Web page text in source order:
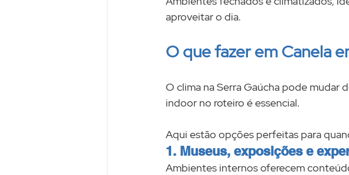
aproveitar o dia.
O que fazer em Canela
O clima na Serra Gaúcha pode mudar
indoor no roteiro é essencial.
Aqui estão opções perfeitas para
1. Museus, exposições e
Ambientes internos oferecem